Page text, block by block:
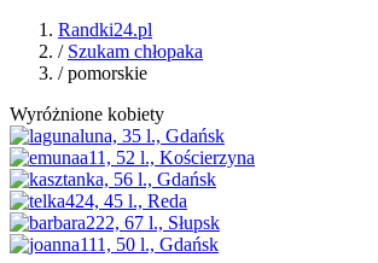
Randki24.pl
/ Szukam chłopaka
/ pomorskie
Wyróżnione kobiety